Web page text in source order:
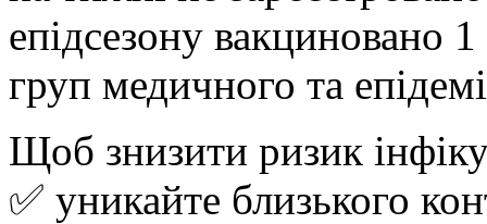
епідсезону вакциновано
груп медичного та
Щоб знизити ризик
✅ уникайте близького